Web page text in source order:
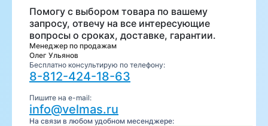
Помогу с выбором товара по вашему
запросу, отвечу на все интересующие
вопросы о сроках, доставке, гарантии.
Менеджер по продажам
Олег Ульянов
Бесплатно консультирую по телефону:
8-812-424-18-63
Пишите на e-mail:
info@velmas.ru
На связи в любом удобном месенджере: